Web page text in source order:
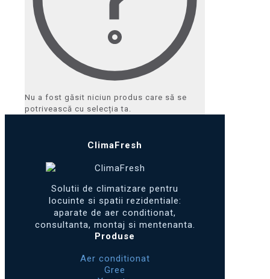
Nu a fost găsit niciun produs care să se
potrivească cu selecția ta.
ClimaFresh
Solutii de climatizare pentru
locuinte si spatii rezidentiale:
aparate de aer conditionat,
consultanta, montaj si mentenanta.
Produse
Aer conditionat
Gree